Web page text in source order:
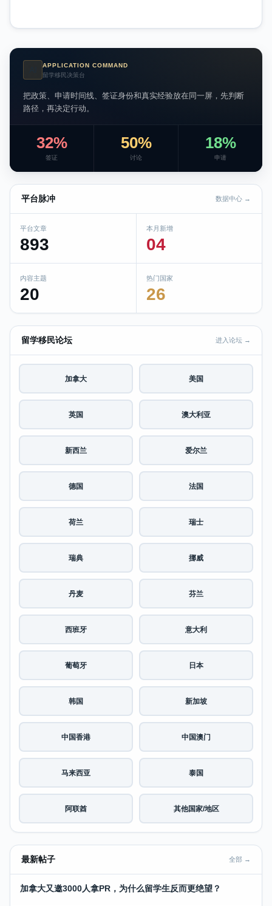
APPLICATION COMMAND
留学移民决策台
把政策、申请时间线、签证身份和真实经验放在同一屏，先判断
路径，再决定行动。
32%
签证
50%
讨论
18%
申请
平台脉冲 数据中心 →
平台文章
893
本月新增
04
内容主题
20
热门国家
26
留学移民论坛 进入论坛 →
加拿大 美国
英国 澳大利亚
新西兰 爱尔兰
德国 法国
荷兰 瑞士
瑞典 挪威
丹麦 芬兰
西班牙 意大利
葡萄牙 日本
韩国 新加坡
中国香港 中国澳门
马来西亚 泰国
阿联酋 其他国家/地区
最新帖子 全部 →
加拿大又邀3000人拿PR，为什么留学生反而更绝望？